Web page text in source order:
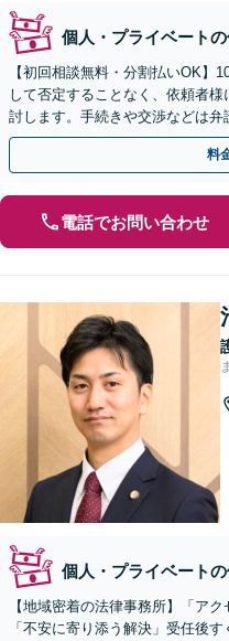
個人・プライベート
【初回相談無料・分割払いOK】
して否定することなく、依頼者
討します。手続きや交渉などは
緒に頑張りましょう【休日・夜
料
電話でお問い合わせ
個人・プライベート
【地域密着の法律事務所】「ア
「不安に寄り添う解決」受任後